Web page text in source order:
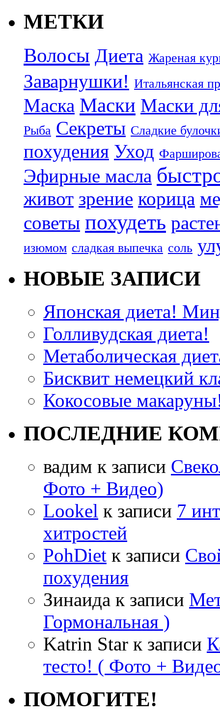
МЕТКИ
Волосы Диета Жареная
Заварнушки! Итальянская
Маска Маски Маски
Рыба Секреты Сладкие
похудения Уход
Эфирные масла
живот зрение корица
советы похудеть
изюмом сладкая выпечка соль
НОВЫЕ ЗАПИСИ
Японская диета!
Голливудская диета!
Метаболическая
Бисквит немецкий
Кокосовые
ПОСЛЕДНИЕ
вадим к записи
Фото + Видео)
Lookel к записи 7
хитростей
PohDiet к записи
похудения
Зинаида к записи
Гормональная )
Katrin Star к записи
тесто! ( Фото +
ПОМОГИТЕ!